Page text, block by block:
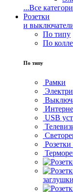
...Все
Розетки
и
По типу
По
По типу
Рамки
USB
заглушки